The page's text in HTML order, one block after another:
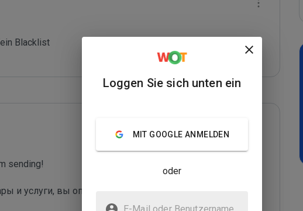
Blacklist
sending!
и услуги, вы оправдаете их грязные "методы рекл
Loggen Sie sich unten ein
MIT GOOGLE ANMELDEN
oder
E-Mail oder Benutzername